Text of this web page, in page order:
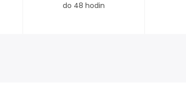
do 48 hodin